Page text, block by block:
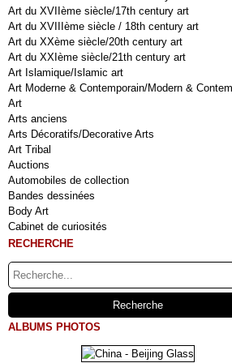
Art du XVIIème siècle/17th century art
Art du XVIIIème siècle / 18th century art
Art du XXème siècle/20th century art
Art du XXIème siècle/21th century art
Art Islamique/Islamic art
Art Moderne & Contemporain/Modern &
Art
Arts anciens
Arts Décoratifs/Decorative Arts
Art Tribal
Auctions
Automobiles de collection
Bandes dessinées
Body Art
Cabinet de curiosités
RECHERCHE
ALBUMS PHOTOS